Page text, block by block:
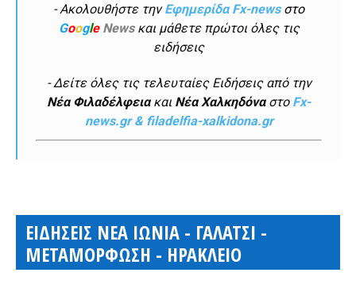
- Ακολουθήστε τηνΕφημερίδα Fx-newsστο
Google Newsκαι μάθετε πρώτοι όλες τις
ειδήσεις
- Δείτε όλες τις τελευταίες Ειδήσεις από την
Νέα Φιλαδέλφειακαι Νέα Χαλκηδόναστο Fx-
news.gr & filadelfia-xalkidona.gr
ΕΙΔΗΣΕΙΣ ΝΕΑ ΙΩΝΙΑ - ΓΑΛΑΤΣΙ -
ΜΕΤΑΜΟΡΦΩΣΗ - ΗΡΑΚΛΕΙΟ